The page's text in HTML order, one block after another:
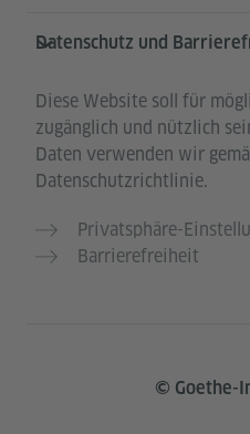
Datenschutz und
Diese Website soll für
zugänglich und nützlich
Daten verwenden wir
Datenschutzrichtlinie.
Privatsphäre-
Barrierefreiheit
© Goethe-